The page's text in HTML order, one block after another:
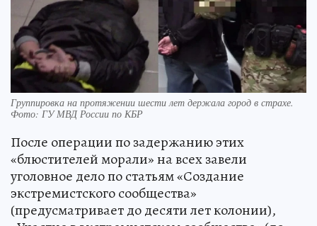
Группировка на протяжении шести лет держала город в страхе.
Фото: ГУ МВД России по КБР
После операции по задержанию этих
«блюстителей морали» на всех завели
уголовное дело по статьям «Создание
экстремистского сообщества»
(предусматривает до десяти лет колонии),